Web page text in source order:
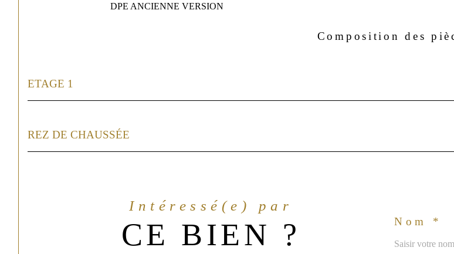
DPE ANCIENNE VERSION
Composition des
ETAGE 1
REZ DE CHAUSSÉE
Intéressé(e) par
CE BIEN ? Nom *